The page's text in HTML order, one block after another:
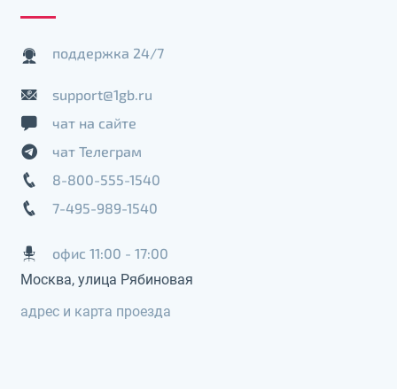
поддержка 24/7
support@1gb.ru
чат на сайте
чат Телеграм
8-800-555-1540
7-495-989-1540
офис 11:00 - 17:00
Москва, улица Рябиновая
адрес и карта проезда